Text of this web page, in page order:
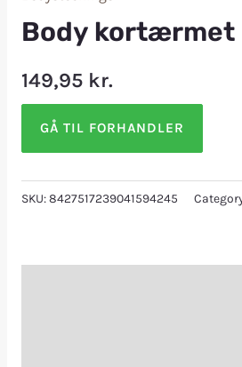
Body kortærmet
149,95 kr.
GÅ TIL FORHANDLER
SKU:8427517239041594245